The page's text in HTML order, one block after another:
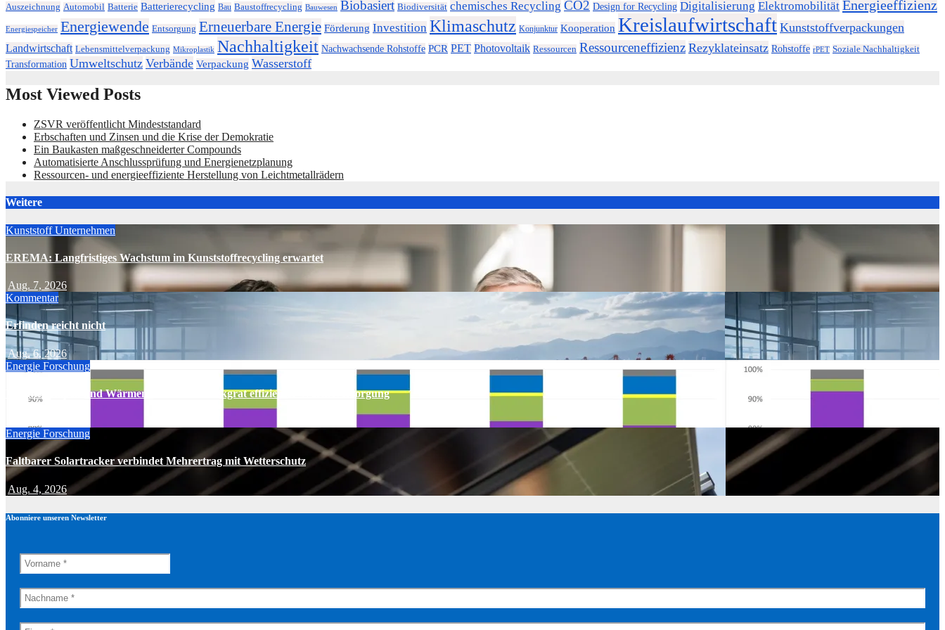
Auszeichnung Automobil Batterie Batterierecycling Bau Baustoffrecycling Bauwesen Biobasiert Biodiversität chemisches Recycling CO2 Design for Recycling Digitalisierung Elektromobilität Energieeffizienz
Energiespeicher Energiewende Entsorgung Erneuerbare Energie Förderung Investition Klimaschutz Konjunktur Kooperation Kreislaufwirtschaft Kunststoffverpackungen
Landwirtschaft Lebensmittelverpackung Mikroplastik Nachhaltigkeit Nachwachsende Rohstoffe PCR PET Photovoltaik Ressourcen Ressourceneffizienz Rezyklateinsatz Rohstoffe rPET Soziale Nachhaltigkeit
Transformation Umweltschutz Verbände Verpackung Wasserstoff
Most Viewed Posts
ZSVR veröffentlicht Mindeststandard
Erbschaften und Zinsen und die Krise der Demokratie
Ein Baukasten maßgeschneiderter Compounds
Automatisierte Anschlussprüfung und Energienetzplanung
Ressourcen- und energieeffiziente Herstellung von Leichtmetallrädern
Weitere
KunststoffUnternehmen
EREMA: Langfristiges Wachstum im Kunststoffrecycling erwartet
Aug. 7, 2026
Kommentar
Erfinden reicht nicht
Aug. 6, 2026
Energie Forschung
Wärmepumpen und Wärmenetze bilden Rückgrat effizienter Wärmeversorgung
Energie Forschung
Faltbarer Solartracker verbindet Mehrertrag mit Wetterschutz
Aug. 4, 2026
Abonniere unseren Newsletter